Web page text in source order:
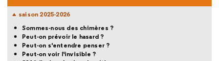
saison 2025-2026
Sommes-nous des chimères ?
Peut-on prévoir le hasard ?
Peut-on s'entendre penser ?
Peut-on voir l'invisible ?